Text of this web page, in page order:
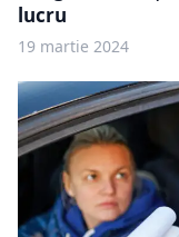
lucru
19 martie 2024